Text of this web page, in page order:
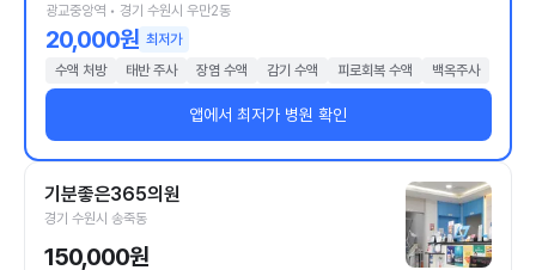
광교중앙역 • 경기 수원시 우만2동
20,000원 최저가
수액 처방
태반 주사 장염 수액 감기 수액 피로회복 수액 백옥주사
앱에서 최저가 병원 확인
기분좋은365의원
경기 수원시 송죽동
150,000원